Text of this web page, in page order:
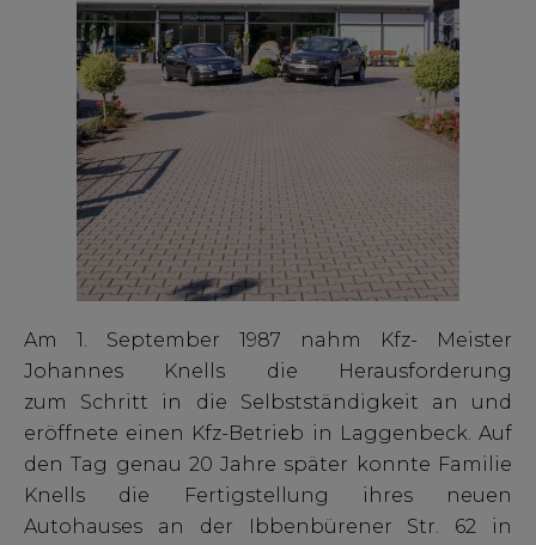
Am 1. September 1987 nahm Kfz- Meister
Johannes Knells die Herausforderung
zum Schritt in die Selbstständigkeit an und
eröffnete einen Kfz-Betrieb in Laggenbeck. Auf
den Tag genau 20 Jahre später konnte Familie
Knells die Fertigstellung ihres neuen
Autohauses an der Ibbenbürener Str. 62 in